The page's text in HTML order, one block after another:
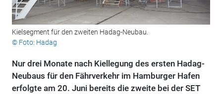
Kielsegment für den zweiten Hadag-Neubau.
© Foto: Hadag
Nur drei Monate nach Kiellegung des ersten Hadag-
Neubaus für den Fährverkehr im Hamburger Hafen
erfolgte am 20. Juni bereits die zweite bei der SET